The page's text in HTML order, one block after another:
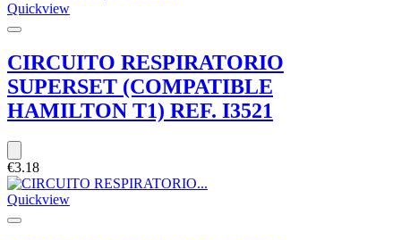
Quickview
CIRCUITO RESPIRATORIO
SUPERSET (COMPATIBLE
HAMILTON T1) REF. I3521
€3.18
Quickview